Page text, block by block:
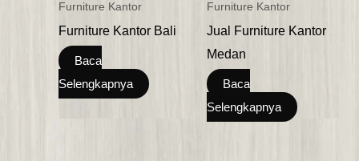
Furniture Kantor
Furniture Kantor Bali
Baca
Selengkapnya
Furniture Kantor
Jual Furniture Kantor
Medan
Baca
Selengkapnya